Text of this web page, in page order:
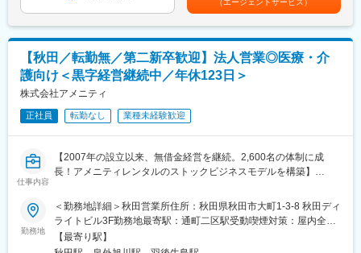
に、病院、クリニック、歯科医院、調剤薬局、介護施設向けに、
業務をご担当いただきます。
■職務内容詳細：
経理部門のメンバーとして入社いただき、
・出納
・伝票処理
・支払業務
・決算帳票
・税務
・監査対応
いただきます。
※経理と総務の業務比率は7：3程度となります。
【秋田／転勤無／第二新卒歓迎】法人営業◎医療・介
護向け＜黒字経営継続中／年休123日＞
株式会社アメニティ
正社員 転勤なし 業種未経験歓迎
仕事内容
【2007年の設立以来、無借金経営を継続。2,600名の体制に成
長！アメニティレンタルのストックビジネスモデルを構築】
を図るため、このたび新たな仲間をお迎えすることとなりまし
た。
■業務詳細：
勤務地
＜勤務地詳細＞秋田営業所住所：秋田県秋田市大町1-3-8 秋田ディ
ライトビル3F勤務地最寄駅：通町二区駅受動喫煙対策：屋内全面
禁煙変更の範囲：本文参照
【最寄り駅】